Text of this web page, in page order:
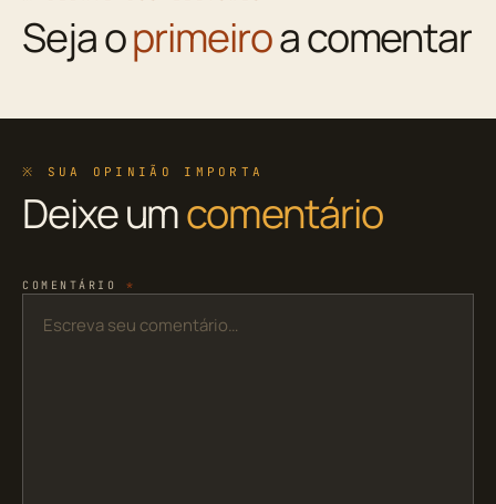
Seja oprimeiroa comentar
※ SUA OPINIÃO IMPORTA
Deixe umcomentário
COMENTÁRIO *